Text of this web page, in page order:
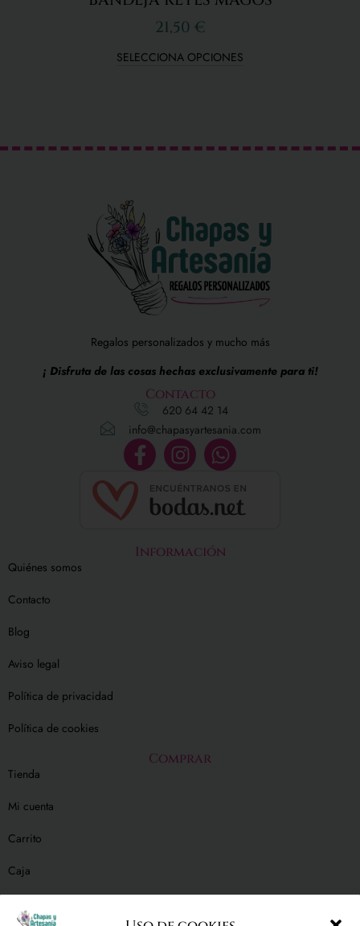
21,50 €
SELECCIONA OPCIONES
Regalos personalizados y mucho más
¡ Disfruta de las cosas hechas exclusivamente para ti!
Contacto
620 64 42 14
info@chapasyartesania.com
Información
Quiénes somos
Contacto
Blog
Aviso legal
Política de privacidad
Política de cookies
Comprar
Tienda
Mi cuenta
Carrito
Caja